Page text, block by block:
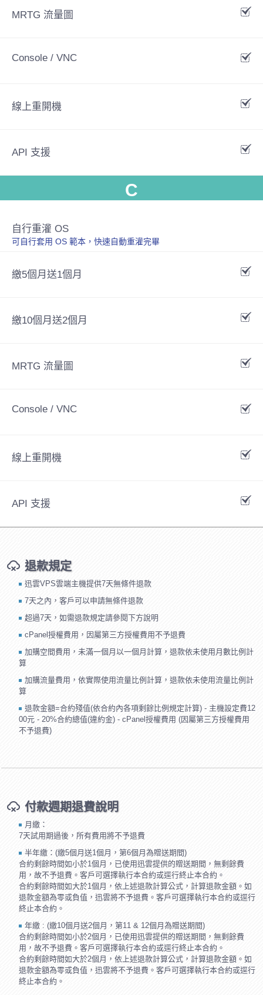
MRTG 流量圖
Console / VNC
線上重開機
API 支援
C
自行重灌 OS
可自行套用 OS 範本，快速自動重灌完畢
繳5個月送1個月
繳10個月送2個月
MRTG 流量圖
Console / VNC
線上重開機
API 支援
退款規定
迅雲VPS雲端主機提供7天無條件退款
7天之內，客戶可以申請無條件退款
超過7天，如需退款規定請參閱下方說明
cPanel授權費用，因屬第三方授權費用不予退費
加購空間費用，未滿一個月以一個月計算，退款依未使用月數比例計
算
加購流量費用，依實際使用流量比例計算，退款依未使用流量比例計
算
退款金額=合約殘值(依合約內各項剩餘比例規定計算) - 主機設定費12
00元 - 20%合約總值(違約金) - cPanel授權費用 (因屬第三方授權費用
不予退費)
付款週期退費說明
月繳：
7天試用期過後，所有費用將不予退費
半年繳：(繳5個月送1個月，第6個月為贈送期間)
合約剩餘時間如小於1個月，已使用迅雲提供的贈送期間，無剩餘費
用，故不予退費。客戶可選擇執行本合約或逕行終止本合約。
合約剩餘時間如大於1個月，依上述退款計算公式，計算退款金額。如
退款金額為零或負值，迅雲將不予退費。客戶可選擇執行本合約或逕行
終止本合約。
年繳 : (繳10個月送2個月，第11 & 12個月為贈送期間)
合約剩餘時間如小於2個月，已使用迅雲提供的贈送期間，無剩餘費
用，故不予退費。客戶可選擇執行本合約或逕行終止本合約。
合約剩餘時間如大於2個月，依上述退款計算公式，計算退款金額。如
退款金額為零或負值，迅雲將不予退費。客戶可選擇執行本合約或逕行
終止本合約。